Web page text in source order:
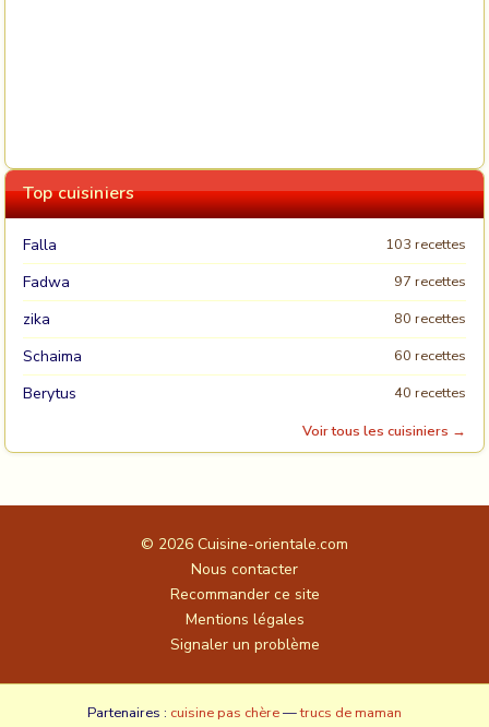
Top cuisiniers
Falla 103 recettes
Fadwa 97 recettes
zika 80 recettes
Schaima 60 recettes
Berytus
40 recettes
Voir tous les cuisiniers →
© 2026 Cuisine-orientale.com
Nous contacter
Recommander ce site
Mentions légales
Signaler un problème
Partenaires : cuisine pas chère—trucs de maman